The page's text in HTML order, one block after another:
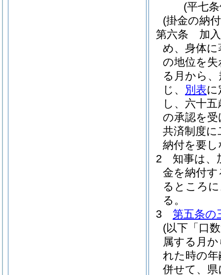
(平七
(掛金の納
第六条
加
め、身体
の地位を
る月から
じ、 別表
し、六十
の承認を
共済制度
納付を要
2
知事は、
金を納付
るところ
る。
3
第五条の
(以下「口
属する月
れた時の
併せて、